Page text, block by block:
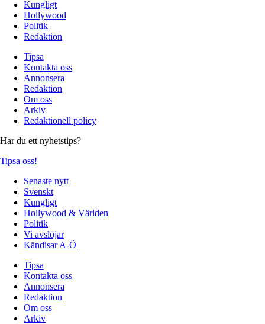
Kungligt
Hollywood
Politik
Redaktion
Tipsa
Kontakta oss
Annonsera
Redaktion
Om oss
Arkiv
Redaktionell policy
Har du ett nyhetstips?
Tipsa oss!
Senaste nytt
Svenskt
Kungligt
Hollywood & Världen
Politik
Vi avslöjar
Kändisar A-Ö
Tipsa
Kontakta oss
Annonsera
Redaktion
Om oss
Arkiv